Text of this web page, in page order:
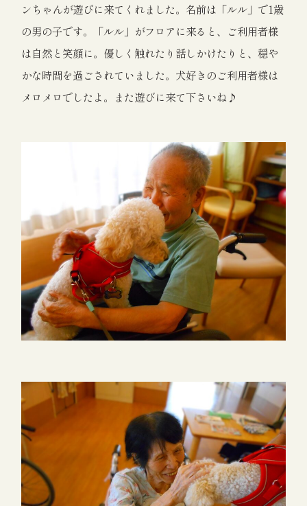
ンちゃんが遊びに来てくれました。名前は「ルル」で1歳
の男の子です。「ルル」がフロアに来ると、ご利用者様
は自然と笑顔に。優しく触れたり話しかけたりと、穏や
かな時間を過ごされていました。犬好きのご利用者様は
メロメロでしたよ。また遊びに来て下さいね♪